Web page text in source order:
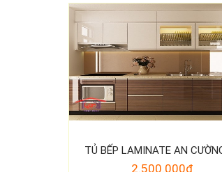
TỦ BẾP LAMINATE AN
2.500.000₫